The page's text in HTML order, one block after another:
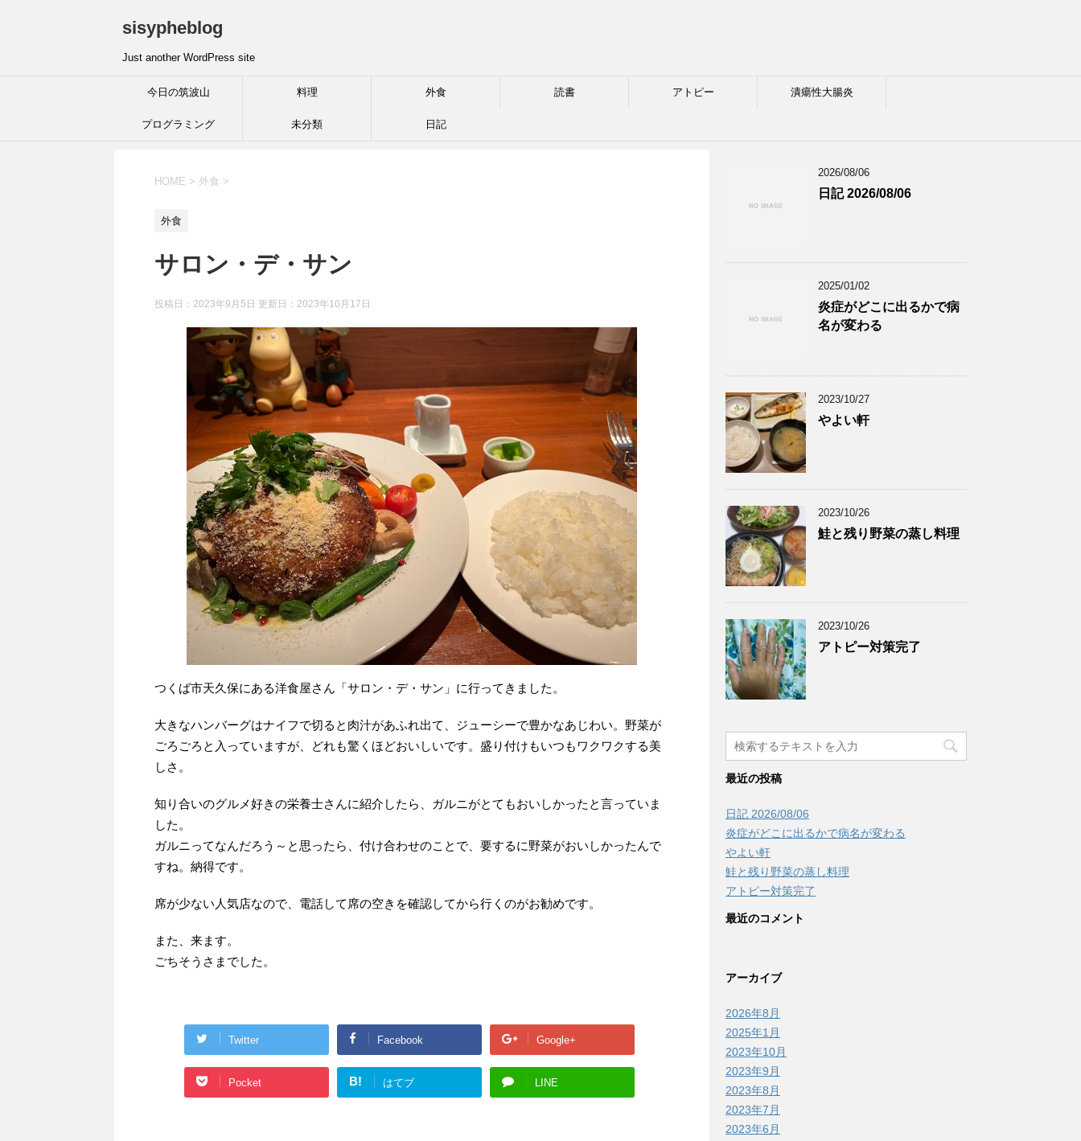
sisypheblog
Just another WordPress site
今日の筑波山 料理 外食 読書 アトピー 潰瘍性大腸炎
プログラミング 未分類 日記
HOME > 外食 >
外食
サロン・デ・サン
投稿日：2023年9月5日 更新日： 2023年10月17日
つくば市天久保にある洋食屋さん「サロン・デ・サン」に行ってきました。
大きなハンバーグはナイフで切ると肉汁があふれ出て、ジューシーで豊かなあじわい。野菜が
ごろごろと入っていますが、どれも驚くほどおいしいです。盛り付けもいつもワクワクする美
しさ。
知り合いのグルメ好きの栄養士さんに紹介したら、ガルニがとてもおいしかったと言っていま
した。
ガルニってなんだろう～と思ったら、付け合わせのことで、要するに野菜がおいしかったんで
すね。納得です。
席が少ない人気店なので、電話して席の空きを確認してから行くのがお勧めです。
また、来ます。
ごちそうさまでした。
Twitter Facebook Google+
Pocket B! はてブ LINE
2026/08/06
日記 2026/08/06
2025/01/02
炎症がどこに出るかで病
名が変わる
2023/10/27
やよい軒
2023/10/26
鮭と残り野菜の蒸し料理
2023/10/26
アトピー対策完了
最近の投稿
日記 2026/08/06
炎症がどこに出るかで病名が変わる
やよい軒
鮭と残り野菜の蒸し料理
アトピー対策完了
最近のコメント
アーカイブ
2026年8月
2025年1月
2023年10月
2023年9月
2023年8月
2023年7月
2023年6月